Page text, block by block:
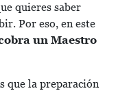
quieres saber
Por eso, en este
un Maestro
que la preparación